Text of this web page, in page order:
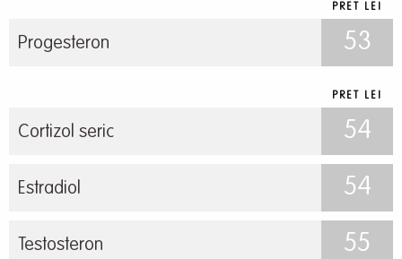
PRET LEI
Progesteron 53
PRET LEI
Cortizol seric 54
Estradiol 54
Testosteron 55